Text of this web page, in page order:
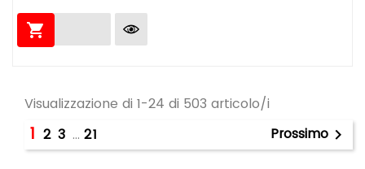

Visualizzazione di 1-24 di 503 articolo/i
1 2 3 … 21 Prossimo 